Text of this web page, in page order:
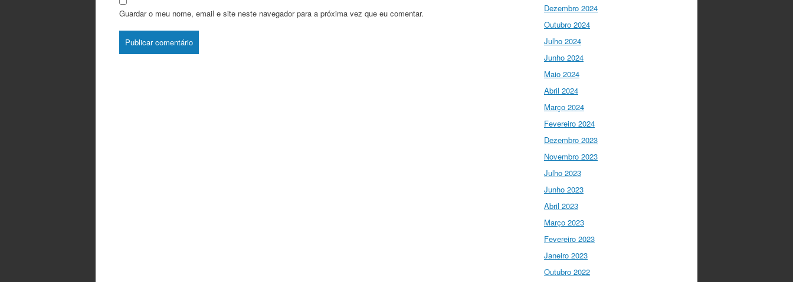
Guardar o meu nome, email e site neste navegador para a próxima vez que eu comentar.
Ciência Viva
Ministério da Ciência foi o
momento fundamental
para a mudança do
par…
I Gulbenkian Ciência
Fantastic
closing up of
week with a talk about
"Communicating at the
Speed of Science" with
the…
Ciência Viva
"Hoje fazemos parte de
equipas europeias
multidisciplinares que têm
Dezembro 2024
Outubro 2024
Julho 2024
Junho 2024
Maio 2024
Abril 2024
Março 2024
Fevereiro 2024
Dezembro 2023
Novembro 2023
Julho 2023
Junho 2023
Abril 2023
Março 2023
Fevereiro 2023
Janeiro 2023
Outubro 2022